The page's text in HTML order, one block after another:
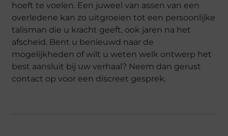
hoeft te voelen. Een juweel van assen van een
overledene kan zo uitgroeien tot een persoonlijke
talisman die u kracht geeft, ook jaren na het
afscheid. Bent u benieuwd naar de
mogelijkheden of wilt u weten welk ontwerp het
best aansluit bij uw verhaal? Neem dan gerust
contact op voor een discreet gesprek.